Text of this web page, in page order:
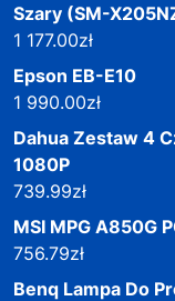
Szary (SM-
1 177.00zł
Epson EB-E10
1 990.00zł
Dahua Zestaw 4
1080P
739.99zł
MSI MPG A850G
756.79zł
Benq Lampa Do